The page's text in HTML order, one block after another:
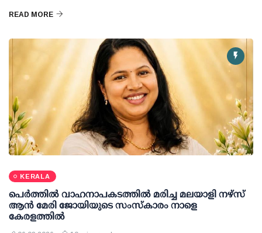
READ MORE
KERALA
പെർത്തിൽ വാഹനാപകടത്തിൽ മരിച്ച മലയാളി നഴ്സ്
ആൻ മേരി ജോയിയുടെ സംസ്കാരം നാളെ
കേരളത്തിൽ